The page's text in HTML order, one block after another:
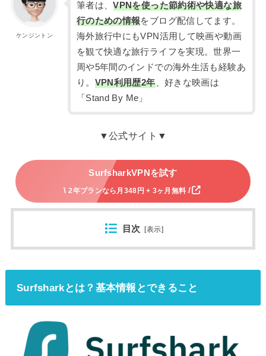
ケンジントン
筆者は、VPNを使った節約術や快適な旅
行のための情報をブログ配信してます。
海外旅行中にもVPN活用して映画や動画
を観て快適な旅行ライフを実現。世界一
周や5年間のインドでの海外生活も経験あ
り。 VPN利用歴2年、好きな映画は
「Stand By Me」
▼公式サイト▼
SurfsharkVPNを試す
\2年プランなら月348円 + 3ヶ月無料 /
目次 [表示]
Surfsharkとは？基本情報とできること